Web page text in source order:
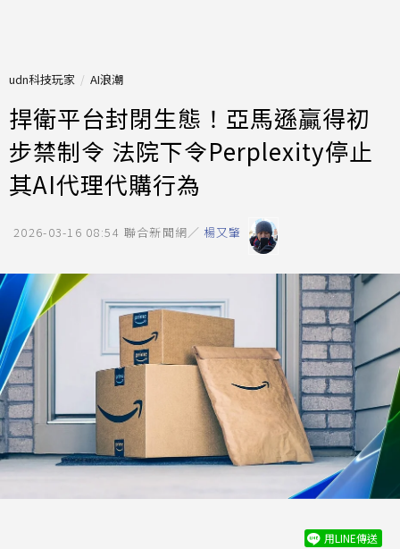
udn科技玩家 AI浪潮
捍衛平台封閉生態！亞馬遜贏得初
步禁制令 法院下令Perplexity停止
其AI代理代購行為
2026-03-16 08:54 聯合新聞網／ 楊又肇
用LINE傳送